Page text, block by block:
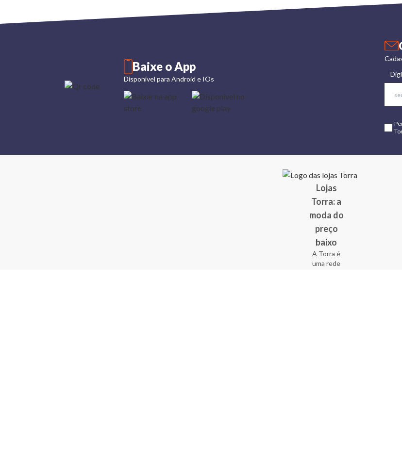
Baixe o App
Disponível para Android e IOs
Lojas
Torra: a
moda do
preço
baixo
A Torra é
uma rede